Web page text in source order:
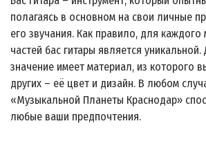
полагаясь в основном на свои личные
его звучания. Как правило, для каждого
частей бас гитары является
значение имеет материал, из которого
других – её цвет и дизайн. В любом
«Музыкальной Планеты Краснодар»
любые ваши предпочтения.